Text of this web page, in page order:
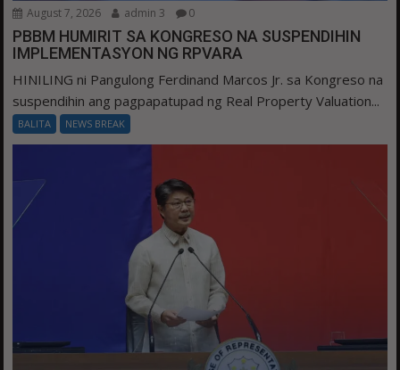
August 7, 2026 admin 3 0
PBBM HUMIRIT SA KONGRESO NA SUSPENDIHIN
IMPLEMENTASYON NG RPVARA
HINILING ni Pangulong Ferdinand Marcos Jr. sa Kongreso na
suspendihin ang pagpapatupad ng Real Property Valuation...
BALITA NEWS BREAK